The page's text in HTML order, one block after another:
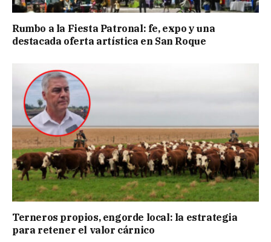
Rumbo a la Fiesta Patronal: fe, expo y una
destacada oferta artística en San Roque
Terneros propios, engorde local: la estrategia
para retener el valor cárnico